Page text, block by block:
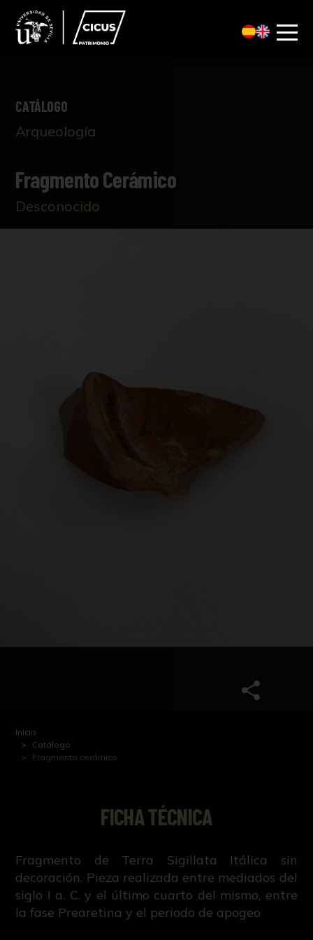
CATÁLOGO
Arqueología
Fragmento Cerámico
Desconocido
Inicio
Catálogo
Fragmento cerámico
FICHA TÉCNICA
Fragmento de Terra Sigillata Itálica sin
decoración. Pieza realizada entre mediados del
siglo I a. C. y el último cuarto del mismo, entre
la fase Prearetina y el periodo de apogeo